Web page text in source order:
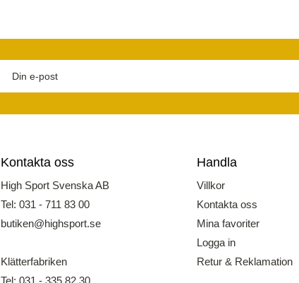
Kontakta oss
High Sport Svenska AB
Tel: 031 - 711 83 00
butiken@highsport.se
Klätterfabriken
Tel: 031 - 335 82 30
Handla
Villkor
Kontakta oss
Mina favoriter
Logga in
Retur & Reklamation